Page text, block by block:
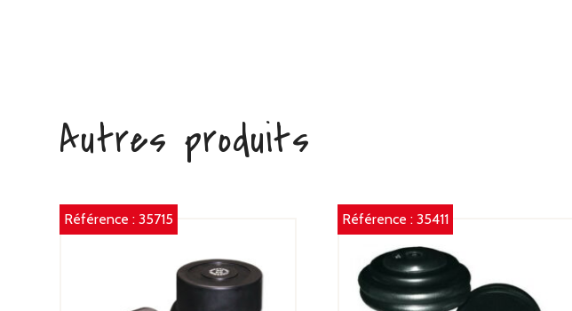
Autres produits
Référence :35715 Référence : 35411